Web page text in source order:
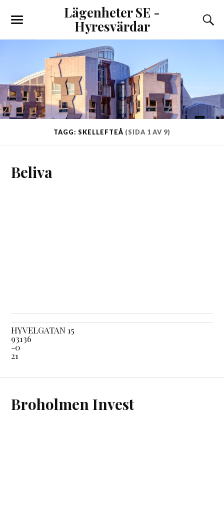
Lägenheter SE -
Hyresvärdar
TAGG: SKELLEFTEÅ (SIDA 1 AV 9)
Beliva
HYVELGATAN 15
93136
-0
21
Broholmen Invest